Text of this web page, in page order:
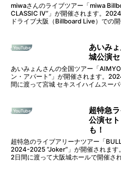
miwaさんのライブツアー「miwa
CLASSIC Ⅳ”」が開催されます。
ドライブ大阪（Billboard Live）での
YouTube
あいみ
城公演
あいみょんさんの全国ツアー「
ン・アパート”」が開催されます。
間に渡って宮城 セキスイハイムスー
YouTube
超特急
公演セ
も！
超特急のライブアリーナツアー「
2024-2025 ”Joker”」が開催されます
2日間に渡って大阪城ホールで開催さ